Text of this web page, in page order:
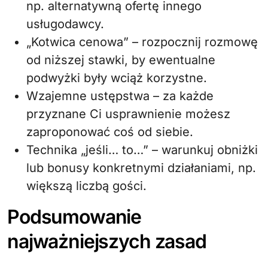
np. alternatywną ofertę innego
usługodawcy.
„Kotwica cenowa” – rozpocznij rozmowę
od niższej stawki, by ewentualne
podwyżki były wciąż korzystne.
Wzajemne ustępstwa – za każde
przyznane Ci usprawnienie możesz
zaproponować coś od siebie.
Technika „jeśli… to…” – warunkuj obniżki
lub bonusy konkretnymi działaniami, np.
większą liczbą gości.
Podsumowanie
najważniejszych zasad